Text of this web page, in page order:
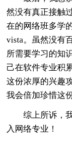
然没有真正接触
在的网络班多学
vista。虽然没有
所需要学习的知
己在软件专业积
这份浓厚的兴趣
我会倍加珍惜这
综上所诉，我
入网络专业！